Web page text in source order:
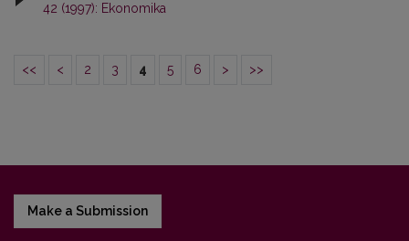
42 (1997): Ekonomika
<< < 2 3 4 5 6 > >>
Make a Submission